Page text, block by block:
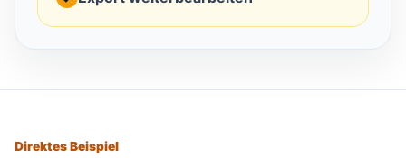
Direktes Beispiel